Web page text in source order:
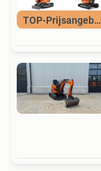
TOP-Prijsangebot